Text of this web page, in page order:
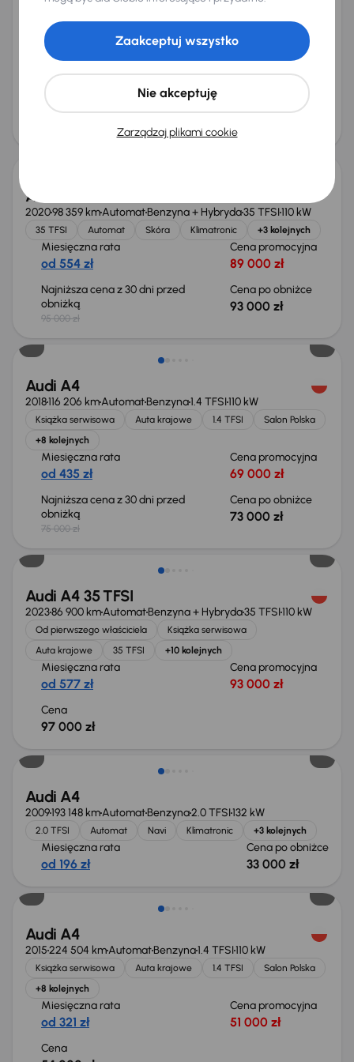
2014306 996 km
2.0 TDI Xenon
od 188 zł
Cena
Taniej o 2 000 zł
Audi A4 35 TFSI
202098 359 kmAutomatBenzyna + Hybryda35 TFSI110 kW
35 TFSI Automat Skóra Klimatronic +3 kolejnych
Miesięczna rata
od 554 zł
Cena promocyjna
89 000 zł
Najniższa cena z 30 dni przed
obniżką
95 000 zł
Cena po obniżce
93 000 zł
Taniej o 2 000 zł
Audi A4
2018116 206 kmAutomatBenzyna1.4 TFSI110 kW
Książka serwisowa Auta krajowe 1.4 TFSI
Salon Polska
+8 kolejnych
Miesięczna rata
od 435 zł
Cena promocyjna
69 000 zł
Najniższa cena z 30 dni przed
obniżką
75 000 zł
Cena po obniżce
73 000 zł
Możliwość odliczenia VAT
Audi A4 35 TFSI
202386 900 kmAutomatBenzyna + Hybryda35 TFSI110 kW
Od pierwszego właściciela
Książka serwisowa
Auta krajowe
35 TFSI +10 kolejnych
Miesięczna rata
od 577 zł
Cena promocyjna
93 000 zł
Cena
97 000 zł
Audi A4
2009193 148 kmAutomatBenzyna2.0 TFSI132 kW
2.0 TFSI Automat Navi Klimatronic +3 kolejnych
Miesięczna rata
od 196 zł
Cena po obniżce
33 000 zł
Audi A4
2015224 504 kmAutomatBenzyna1.4 TFSI110 kW
Książka serwisowa Auta krajowe 1.4 TFSI
Salon Polska
+8 kolejnych
Miesięczna rata
od 321 zł
Cena promocyjna
51 000 zł
Cena
Zarządzaj plikami cookie
Nie akceptuję
Zaakceptuj wszystko